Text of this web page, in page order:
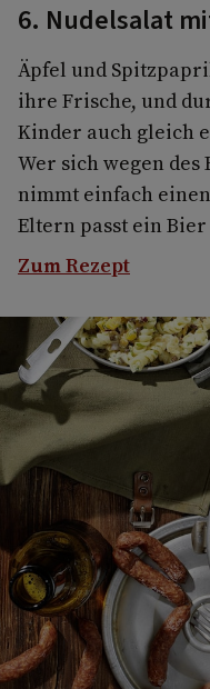
6. Nudelsalat
Äpfel und
ihre Frische, und
Kinder auch gleich
Wer sich wegen
nimmt einfach
Eltern passt ein Bier
Zum Rezept